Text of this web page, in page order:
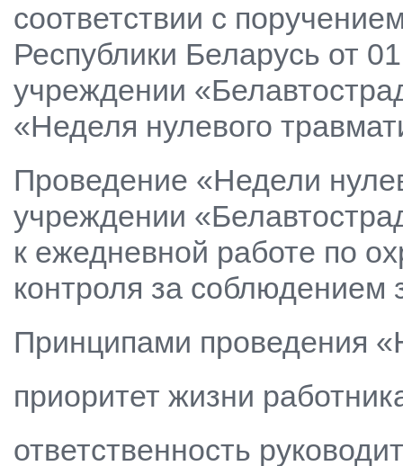
соответствии с
Республики Беларусь от
учреждении
«Неделя нулевого
Проведение «Недели
учреждении
к ежедневной работе по
контроля за соблюдением
Принципами проведения
приоритет жизни
ответственность